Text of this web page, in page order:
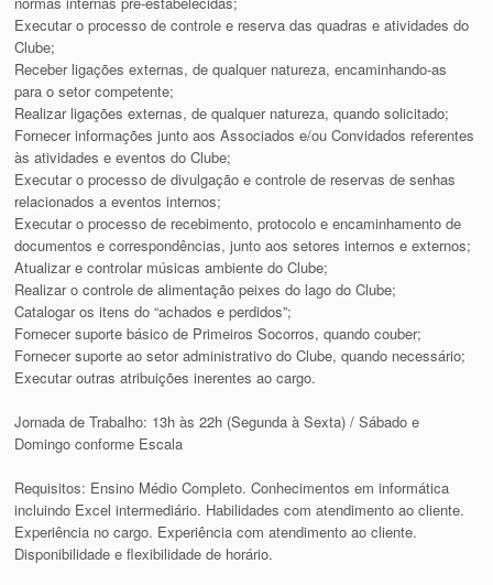
Executar o processo de controle e reserva das quadras e atividades do
Clube;
Receber ligações externas, de qualquer natureza, encaminhando-as
para o setor competente;
Realizar ligações externas, de qualquer natureza, quando solicitado;
Fornecer informações junto aos Associados e/ou Convidados referentes
às atividades e eventos do Clube;
Executar o processo de divulgação e controle de reservas de senhas
relacionados a eventos internos;
Executar o processo de recebimento, protocolo e encaminhamento de
documentos e correspondências, junto aos setores internos e externos;
Atualizar e controlar músicas ambiente do Clube;
Realizar o controle de alimentação peixes do lago do Clube;
Catalogar os itens do “achados e perdidos”;
Fornecer suporte básico de Primeiros Socorros, quando couber;
Fornecer suporte ao setor administrativo do Clube, quando necessário;
Executar outras atribuições inerentes ao cargo.
Jornada de Trabalho: 13h às 22h (Segunda à Sexta) / Sábado e
Domingo conforme Escala
Requisitos: Ensino Médio Completo. Conhecimentos em informática
incluindo Excel intermediário. Habilidades com atendimento ao cliente.
Experiência no cargo. Experiência com atendimento ao cliente.
Disponibilidade e flexibilidade de horário.